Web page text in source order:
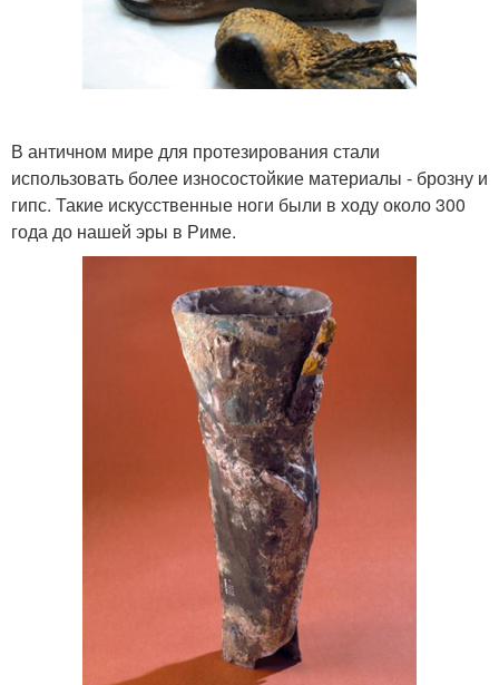
В античном мире для протезирования стали
использовать более износостойкие материалы - брозну и
гипс. Такие искусственные ноги были в ходу около 300
года до нашей эры в Риме.